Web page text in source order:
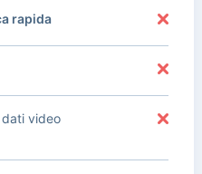
rapida
video